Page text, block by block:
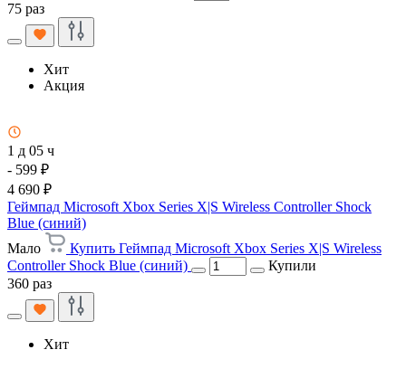
75 раз
Хит
Акция
1 д 05 ч
- 599 ₽
4 690 ₽
Геймпад Microsoft Xbox Series X|S Wireless Controller Shock
Blue (синий)
Мало
Купить Геймпад Microsoft Xbox Series X|S Wireless
Controller Shock Blue (синий)
Купили
360 раз
Хит